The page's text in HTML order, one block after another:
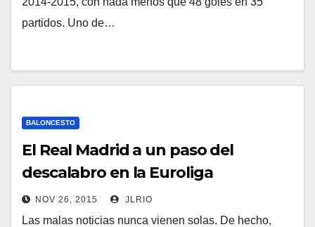
partidos. Uno de…
BALONCESTO
El Real Madrid a un paso del
descalabro en la Euroliga
NOV 26, 2015 JLRIO
Las malas noticias nunca vienen solas. De hecho,